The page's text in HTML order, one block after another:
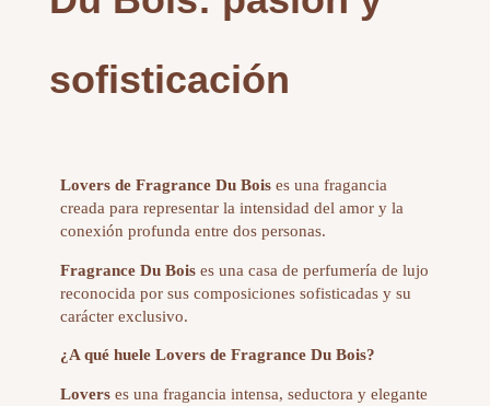
sofisticación
Lovers de Fragrance Du Bois es una fragancia
creada para representar la intensidad del amor y la
conexión profunda entre dos personas.
Fragrance Du Bois es una casa de perfumería de lujo
reconocida por sus composiciones sofisticadas y su
carácter exclusivo.
¿A qué huele Lovers de Fragrance Du Bois?
Lovers es una fragancia intensa, seductora y elegante